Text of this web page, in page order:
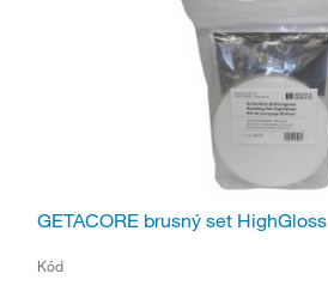
GETACORE brusný set HighGloss
Kód